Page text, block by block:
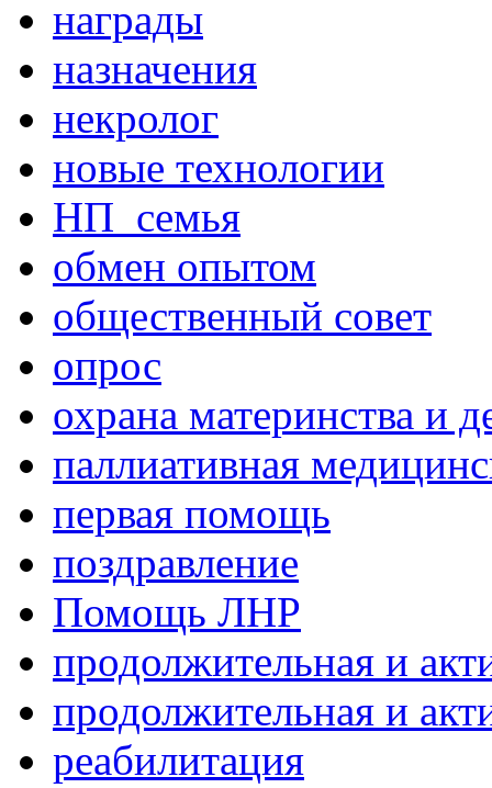
награды
назначения
некролог
новые технологии
НП_семья
обмен опытом
общественный совет
опрос
охрана материнства и
паллиативная
первая помощь
поздравление
Помощь ЛНР
продолжительная и
продолжительная и
реабилитация